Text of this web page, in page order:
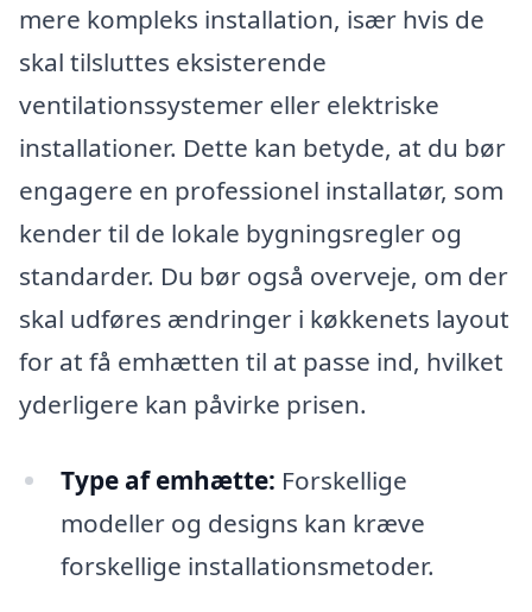
mere kompleks installation, især hvis de
skal tilsluttes eksisterende
ventilationssystemer eller elektriske
installationer. Dette kan betyde, at du bør
engagere en professionel installatør, som
kender til de lokale bygningsregler og
standarder. Du bør også overveje, om der
skal udføres ændringer i køkkenets layout
for at få emhætten til at passe ind, hvilket
yderligere kan påvirke prisen.
Type af emhætte: Forskellige
modeller og designs kan kræve
forskellige installationsmetoder.